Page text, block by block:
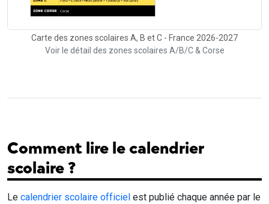
Carte des zones scolaires A, B et C - France 2026-2027
Voir le détail des zones scolaires A/B/C & Corse
Comment lire le calendrier
scolaire ?
Le calendrier scolaire officiel est publié chaque année par le